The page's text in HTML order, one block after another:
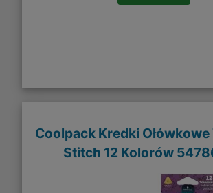
Coolpack Kredki
Stitch 12 Kolorów